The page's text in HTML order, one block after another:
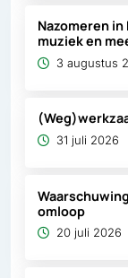
Nazomeren
muziek en
3 augustus
31 juli 2026
omloop
20 juli 2026